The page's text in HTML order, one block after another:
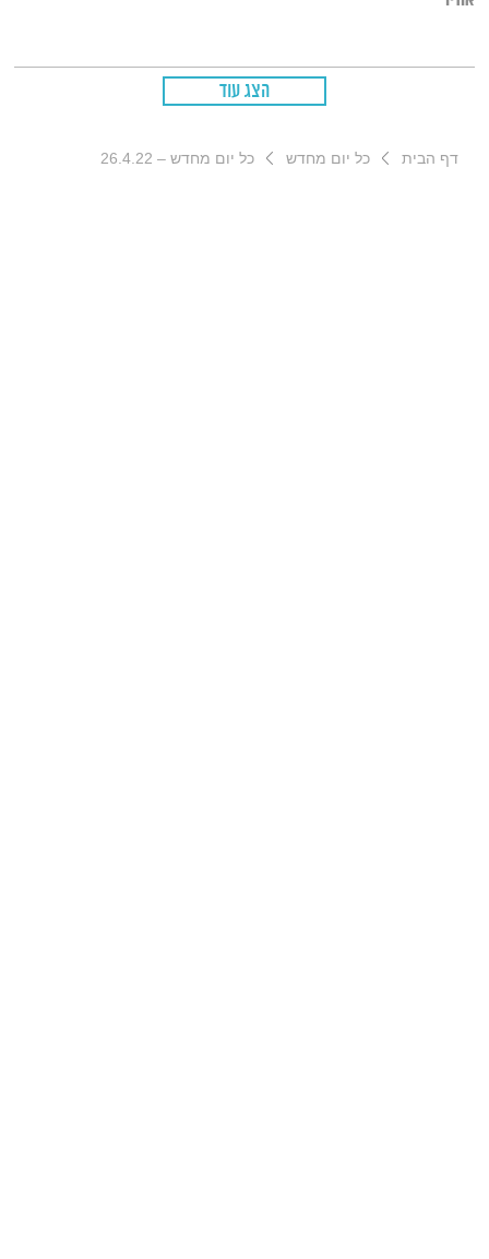
הצג עוד
דף הבית כל יום מחדש כל יום מחדש – 26.4.22